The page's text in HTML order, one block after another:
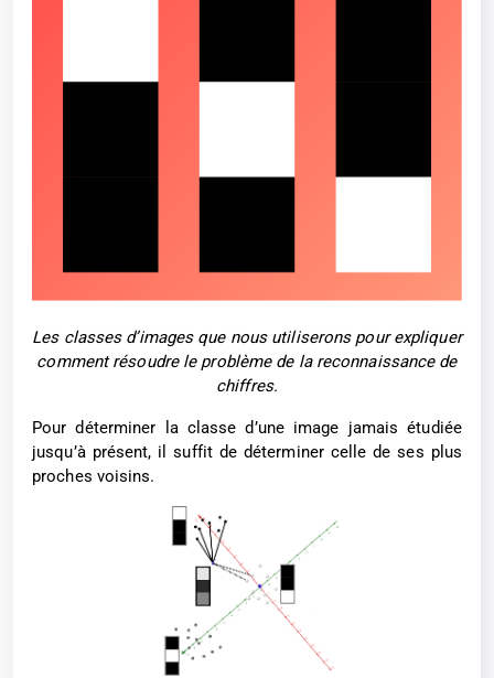
Les classes d’images que nous utiliserons pour expliquer
comment résoudre le problème de la reconnaissance de
chiffres.
Pour déterminer la classe d’une image jamais étudiée
jusqu’à présent, il suffit de déterminer celle de ses plus
proches voisins.